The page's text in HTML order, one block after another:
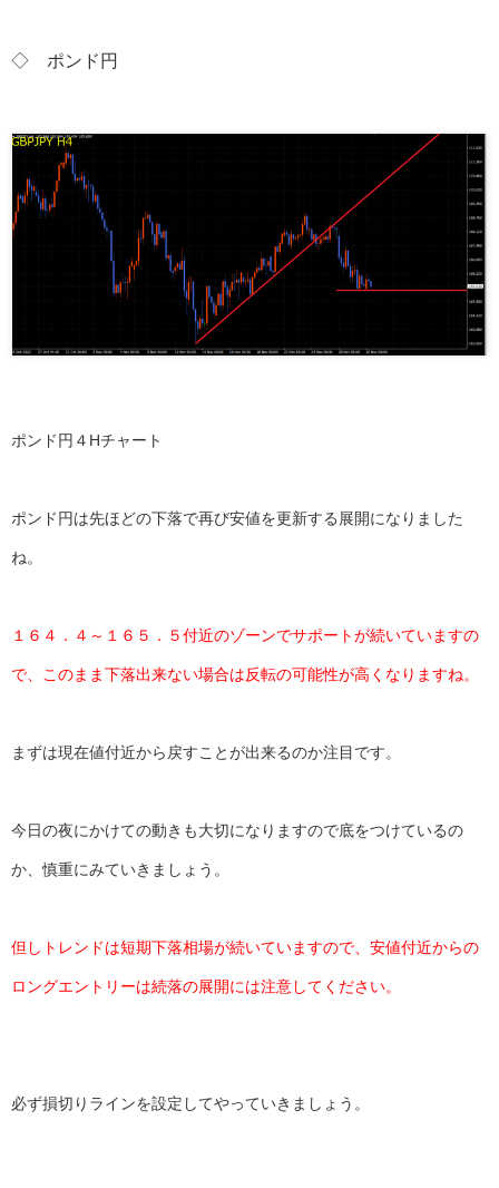
◇ ポンド 円
ポンド円４Hチャート
ポンド円は先ほどの下落で再び安値を更新する展開になりました
ね。
１６４．４～１６５．５付近のゾーンでサポートが続いていますの
で、このまま下落出来ない場合は反転の可能性が高くなりますね。
まずは現在値付近から戻すことが出来るのか注目です。
今日の夜にかけての動きも大切になりますので底をつけているの
か、慎重にみていきましょう。
但しトレンドは短期下落相場が続いていますので、安値付近からの
ロングエントリーは続落の展開には注意してください。
必ず損切りラインを設定してやっていきましょう。